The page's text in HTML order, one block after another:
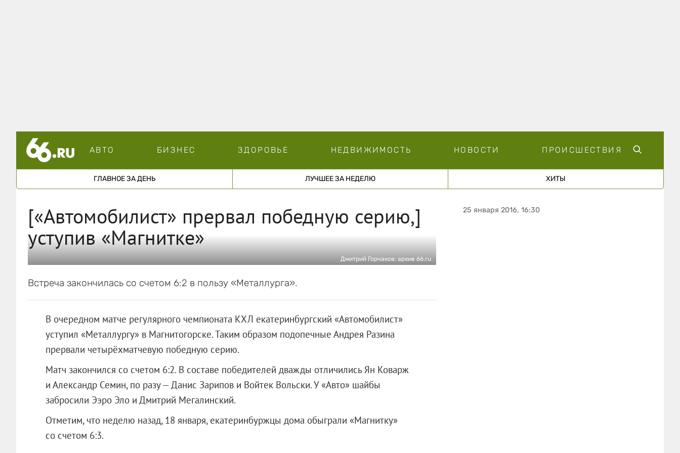
АВТО БИЗНЕС ЗДОРОВЬЕ НЕДВИЖИМОСТЬ НОВОСТИ ПРОИСШЕСТВИЯ
ГЛАВНОЕ ЗА ДЕНЬ ЛУЧШЕЕ ЗА НЕДЕЛЮ ХИТЫ
[«Автомобилист» прервал победную серию,]
уступив «Магнитке»
Дмитрий Горчаков; архив 66.ru
Встреча закончилась со счетом 6:2 в пользу «Металлурга».
В очередном матче регулярного чемпионата КХЛ екатеринбургский «Автомобилист»
уступил «Металлургу» в Магнитогорске. Таким образом подопечные Андрея Разина
прервали четырёхматчевую победную серию.
Матч закончился со счетом 6:2. В составе победителей дважды отличились Ян Коварж
и Александр Семин, по разу — Данис Зарипов и Войтек Вольски. У «Авто» шайбы
забросили Ээро Эло и Дмитрий Мегалинский.
Отметим, что неделю назад, 18 января, екатеринбуржцы дома обыграли «Магнитку»
со счетом 6:3.
25 января 2016, 16:30